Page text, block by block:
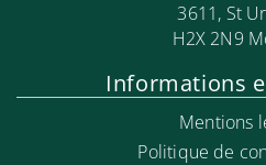
3611, St
H2X 2N9
Informations
Mentions
Politique de